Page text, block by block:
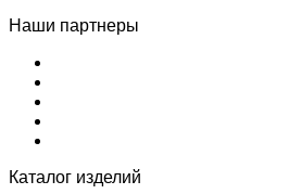
Наши партнеры
Каталог изделий